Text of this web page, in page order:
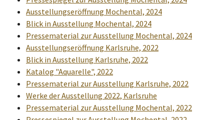
Ausstellungseröffnung Mochental, 2024
Blick in Ausstellung Mochental, 2024
Pressematerial zur Ausstellung Mochental, 2024
Ausstellungseröffnung Karlsruhe, 2022
Blick in Ausstellung Karlsruhe, 2022
Katalog "Aquarelle", 2022
Pressematerial zur Ausstellung Karlsruhe, 2022
Werke der Ausstellung 2022, Karlsruhe
Pressematerial zur Ausstellung Mochental, 2022